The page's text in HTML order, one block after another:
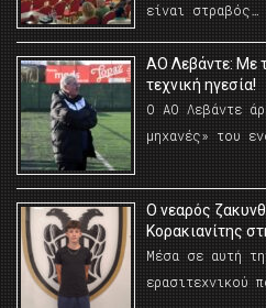
είναι στραβός…
ΑΟ Λεβάντε: Με
τεχνική ηγεσία!
Ο ΑΟ Λεβάντε
μηχανές» του
O νεαρός
Κορακιανίτης
Μέσα σε αυτή
ερασιτεχνικού